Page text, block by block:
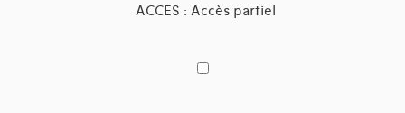
ACCES : Accès partiel